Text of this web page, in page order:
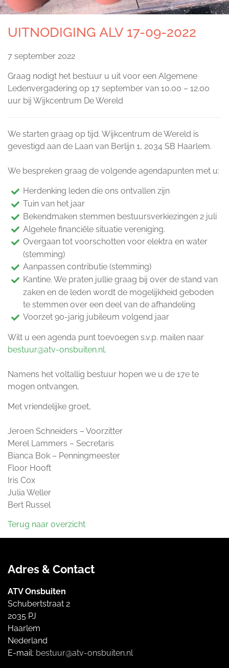
UITNODIGING ALV 17-09-2022
7 september 2022
Graag nodigt het bestuur u uit voor een Algemene
Ledenvergadering op 17 september van 10.00 – 12.00
uur bij Wijkcentrum De Wereld
We starten graag op tijd. Wijkcentrum de Wereld is
gevestigd aan de Laan van Berlijn 1, 2034 SB Haarlem.
We bespreken graag de volgende agendapunten met u:
Herdenking leden die ons ontvallen zijn
Tuin van het jaar
Bekendmaken stemmen bestuursverkiezingen 2 juli
Algehele financiële situatie vereniging.
Overgaan tot voorschotten voor elektra en water
(stemming)
Aanpassen contributie (stemming)
Kantine. We praten jullie graag bij over de stand van
zaken en de leden wordt de mogelijkheid geboden
te stemmen over een deel van de afhandeling
Voorzet 90-jarig jubileum volgend jaar
Wilt u een agenda punt toevoegen s.v.p. mailen naar
bestuur@atv-onsbuiten.nl.
Namens het voltallig bestuur hopen we u de 17e te
mogen ontvangen,
Met vriendelijke groet,
Jeroen Schneiders – Voorzitter
Merel Lammers – Secretaris
Bianca Bok – Penningmeester
Floor Hooft
Iris Cox
Julia Weller
Bert Russel
Terug naar overzicht
Adres & Contact
ATV Onsbuiten
Schubertstraat 2
2035 PJ
Haarlem
Nederland
E-mail: bestuur@atv-onsbuiten.nl